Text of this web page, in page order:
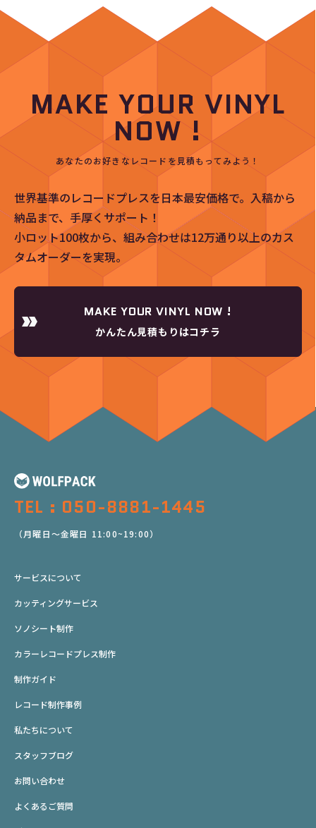
MAKE YOUR VINYL
NOW !
あなたのお好きなレコードを見積もってみよう！
世界基準のレコードプレスを日本最安価格で。入稿から
納品まで、手厚くサポート！
小ロット100枚から、組み合わせは12万通り以上のカス
タムオーダーを実現。
MAKE YOUR VINYL NOW !
かんたん見積もりはコチラ
TEL : 050-8881-1445
（月曜日～金曜日 11:00~19:00）
サービスについて
カッティングサービス
ソノシート制作
カラーレコードプレス制作
制作ガイド
レコード制作事例
私たちについて
スタッフブログ
お問い合わせ
よくあるご質問